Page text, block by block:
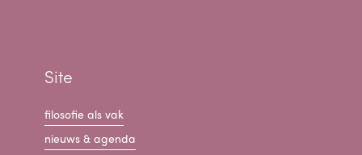
Site
filosofie als vak
nieuws & agenda